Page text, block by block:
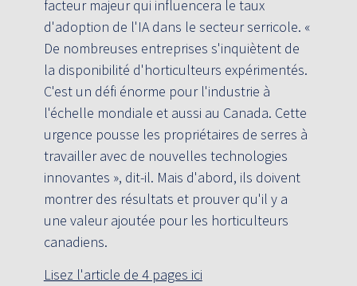
facteur majeur qui influencera le taux
d'adoption de l'IA dans le secteur serricole. «
De nombreuses entreprises s'inquiètent de
la disponibilité d'horticulteurs expérimentés.
C'est un défi énorme pour l'industrie à
l'échelle mondiale et aussi au Canada. Cette
urgence pousse les propriétaires de serres à
travailler avec de nouvelles technologies
innovantes », dit-il. Mais d'abord, ils doivent
montrer des résultats et prouver qu'il y a
une valeur ajoutée pour les horticulteurs
canadiens.
Lisez l'article de 4 pages ici